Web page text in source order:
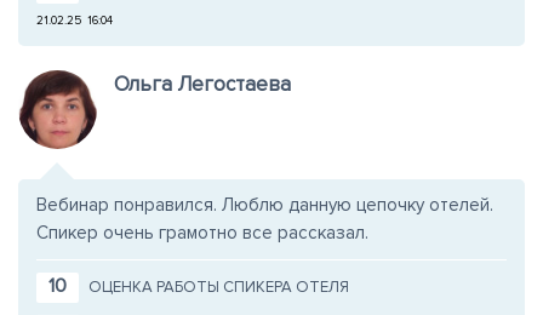
16:04
21.02.25
Ольга Легостаева
Вебинар понравился. Люблю данную цепочку отелей.
Спикер очень грамотно все рассказал.
10 ОЦЕНКА РАБОТЫ СПИКЕРА ОТЕЛЯ